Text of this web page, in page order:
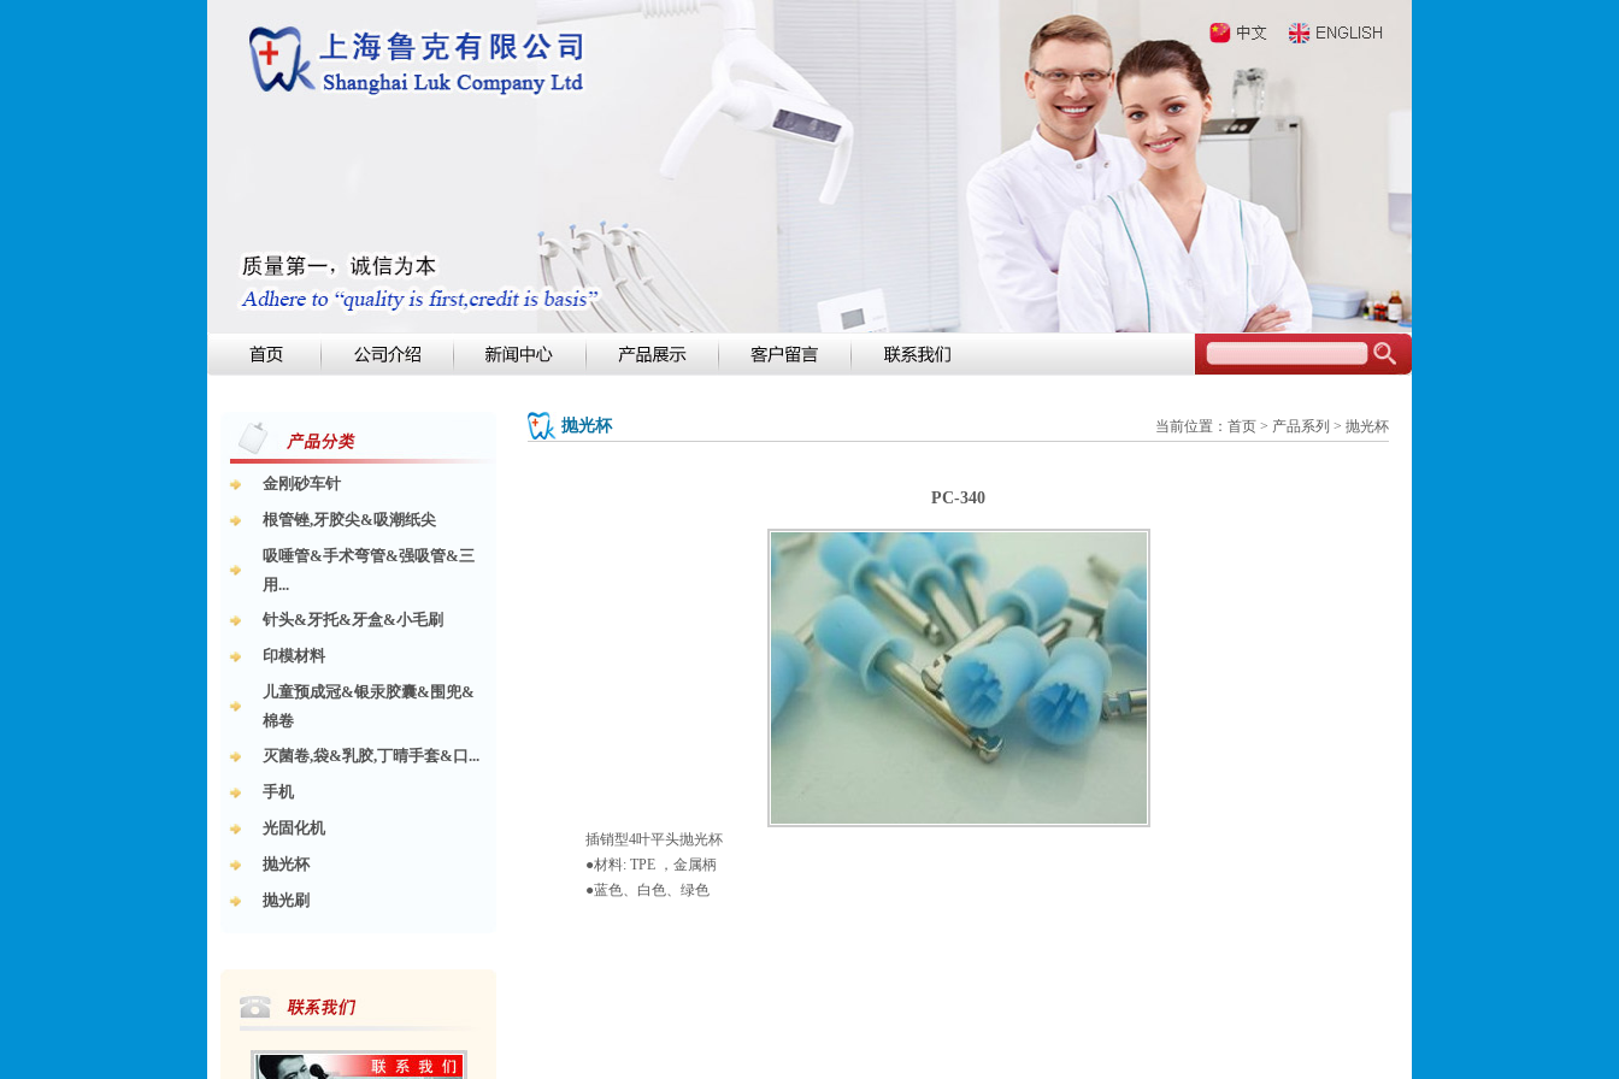
金刚砂车针
根管锉,牙胶尖&吸潮纸尖
吸唾管&手术弯管&强吸管&三
用...
针头&牙托&牙盒&小毛刷
印模材料
儿童预成冠&银汞胶囊&围兜&
棉卷
灭菌卷,袋&乳胶,丁晴手套&口...
手机
光固化机
抛光杯
抛光刷
抛光杯 当前位置： 首页 > 产品系列 > 抛光杯
PC-340
插销型4叶平头抛光杯
●材料: TPE ，金属柄
●蓝色、白色、绿色